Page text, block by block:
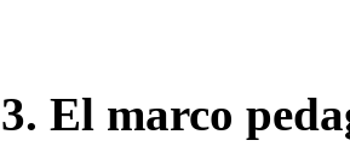
3. El marco